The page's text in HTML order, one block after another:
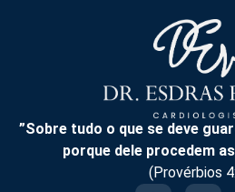
”Sobre tudo o que se deve
porque dele procedem
(Provérbios